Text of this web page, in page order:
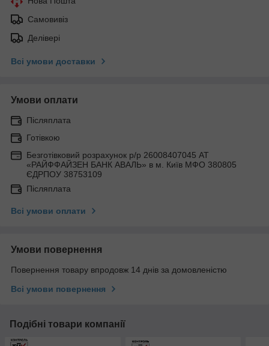
Самовивіз
Делівері
Всі умови доставки
Умови оплати
Післяплата
Готівкою
Безготівковий розрахунок р/р 26008407045 АТ
«РАЙФФАЙЗЕН БАНК АВАЛЬ» в м. Київ МФО 380805
ЄДРПОУ 38753109
Післяплата
Всі умови оплати
Умови повернення
Повернення товару впродовж 14 днів за домовленістю
Всі умови повернення
Подібні товари компанії